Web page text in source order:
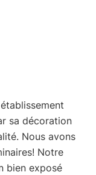
sa décoration
Nous avons
Notre
bien exposé